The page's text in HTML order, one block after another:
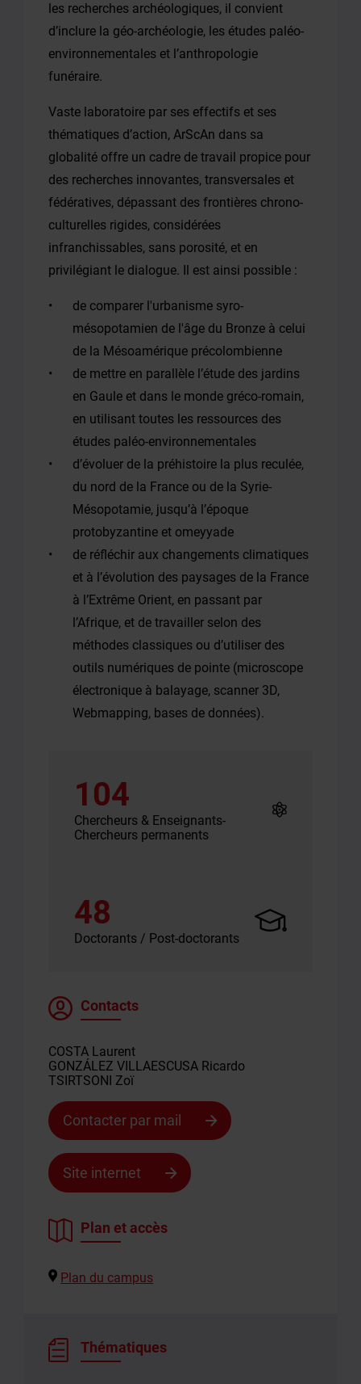
les recherches archéologiques, il convient
d’inclure la géo-archéologie, les études paléo-
environnementales et l’anthropologie
funéraire.
Vaste laboratoire par ses effectifs et ses
thématiques d’action, ArScAn dans sa
globalité offre un cadre de travail propice pour
des recherches innovantes, transversales et
fédératives, dépassant des frontières chrono-
culturelles rigides, considérées
infranchissables, sans porosité, et en
privilégiant le dialogue. Il est ainsi possible :
de comparer l'urbanisme syro-
mésopotamien de l'âge du Bronze à celui
de la Mésoamérique précolombienne
de mettre en parallèle l’étude des jardins
en Gaule et dans le monde gréco-romain,
en utilisant toutes les ressources des
études paléo-environnementales
d’évoluer de la préhistoire la plus reculée,
du nord de la France ou de la Syrie-
Mésopotamie, jusqu’à l’époque
protobyzantine et omeyyade
de réfléchir aux changements climatiques
et à l’évolution des paysages de la France
à l’Extrême Orient, en passant par
l’Afrique, et de travailler selon des
méthodes classiques ou d’utiliser des
outils numériques de pointe (microscope
électronique à balayage, scanner 3D,
Webmapping, bases de données).
104
Chercheurs & Enseignants-
Chercheurs permanents
48
Doctorants / Post-doctorants
Contacts
COSTA Laurent
GONZÁLEZ VILLAESCUSA Ricardo
TSIRTSONI Zoï
Contacter par mail
Contacter
responsable
e-
message
Site internet
Plan et accès
Plan du campus
Thématiques